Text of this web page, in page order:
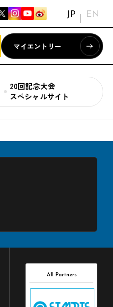
JP EN
マイエントリー
20回記念大会
スペシャルサイト
All Partners